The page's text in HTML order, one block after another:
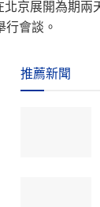
京展開為期兩
會談。
推薦新聞